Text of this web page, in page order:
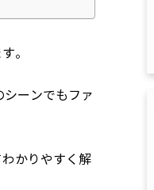
。
ーンでもファ
かりやすく解